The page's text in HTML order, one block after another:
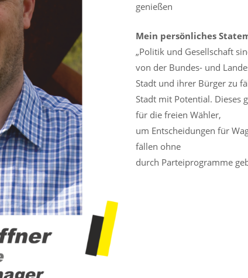
genießen
Mein persönliches
„Politik und Gesellschaft
von der Bundes- und
Stadt und ihrer Bürger zu
Stadt mit Potential. Dieses
für die freien Wähler,
um Entscheidungen für
fällen ohne
durch Parteiprogramme